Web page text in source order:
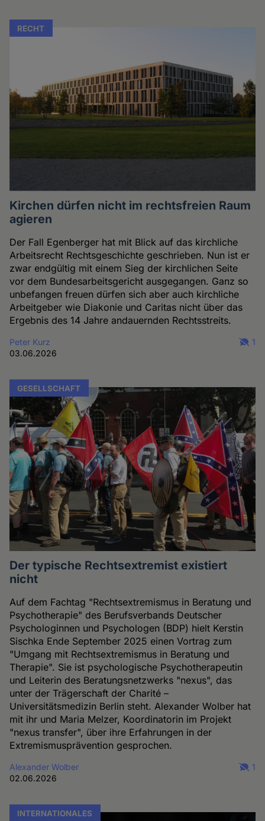
RECHT
Kirchen dürfen nicht im rechtsfreien Raum
agieren
Der Fall Egenberger hat mit Blick auf das kirchliche
Arbeitsrecht Rechtsgeschichte geschrieben. Nun ist er
zwar endgültig mit einem Sieg der kirchlichen Seite
vor dem Bundesarbeitsgericht ausgegangen. Ganz so
unbefangen freuen dürfen sich aber auch kirchliche
Arbeitgeber wie Diakonie und Caritas nicht über das
Ergebnis des 14 Jahre andauernden Rechtsstreits.
Peter Kurz
03.06.2026
1
GESELLSCHAFT
Der typische Rechtsextremist existiert
nicht
Auf dem Fachtag "Rechtsextremismus in Beratung und
Psychotherapie" des Berufsverbands Deutscher
Psychologinnen und Psychologen (BDP) hielt Kerstin
Sischka Ende September 2025 einen Vortrag zum
"Umgang mit Rechtsextremismus in Beratung und
Therapie". Sie ist psychologische Psychotherapeutin
und Leiterin des Beratungsnetzwerks "nexus", das
unter der Trägerschaft der Charité –
Universitätsmedizin Berlin steht. Alexander Wolber hat
mit ihr und Maria Melzer, Koordinatorin im Projekt
"nexus transfer", über ihre Erfahrungen in der
Extremismusprävention gesprochen.
Alexander Wolber
02.06.2026
1
INTERNATIONALES